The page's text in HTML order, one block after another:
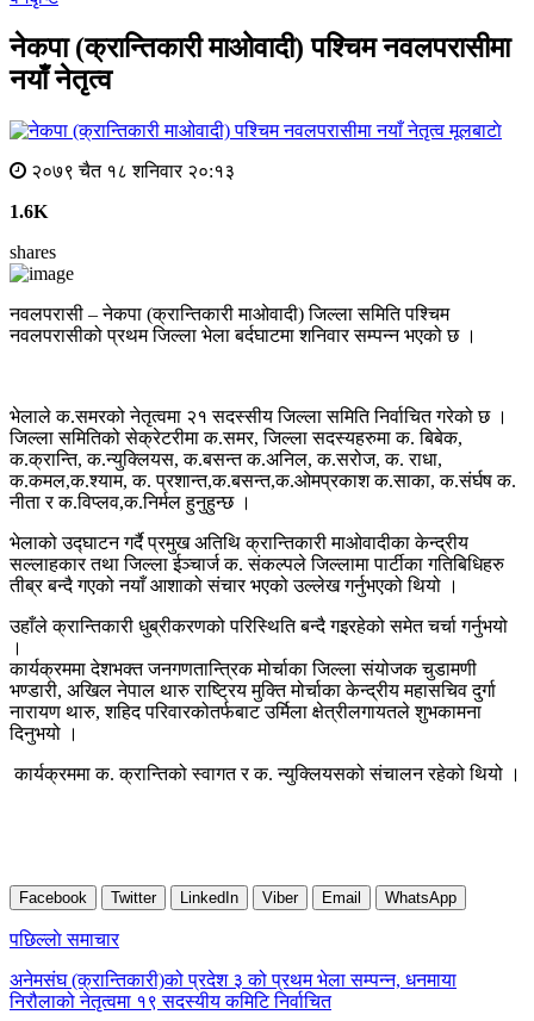
नेकपा (क्रान्तिकारी माओवादी) पश्चिम नवलपरासीमा
नयाँ नेतृत्व
मूलबाटाे
२०७९ चैत १८ शनिवार २०:१३
1.6K
shares
नवलपरासी – नेकपा (क्रान्तिकारी माओवादी) जिल्ला समिति पश्चिम
नवलपरासीको प्रथम जिल्ला भेला बर्दघाटमा शनिवार सम्पन्न भएको छ ।
भेलाले क.समरको नेतृत्वमा २१ सदस्सीय जिल्ला समिति निर्वाचित गरेको छ ।
जिल्ला समितिको सेक्रेटरीमा क.समर, जिल्ला सदस्यहरुमा क. बिबेक,
क.क्रान्ति, क.न्युक्लियस, क.बसन्त क.अनिल, क.सरोज, क. राधा,
क.कमल,क.श्याम, क. प्रशान्त,क.बसन्त,क.ओमप्रकाश क.साका, क.संर्घष क.
नीता र क.विप्लव,क.निर्मल हुनुहुन्छ ।
भेलाको उद्घाटन गर्दै प्रमुख अतिथि क्रान्तिकारी माओवादीका केन्द्रीय
सल्लाहकार तथा जिल्ला ईञ्चार्ज क. संकल्पले जिल्लामा पार्टीका गतिबिधिहरु
तीब्र बन्दै गएको नयाँ आशाको संचार भएको उल्लेख गर्नुभएको थियो ।
उहाँले क्रान्तिकारी धुब्रीकरणको परिस्थिति बन्दै गइरहेको समेत चर्चा गर्नुभयो
।
कार्यक्रममा देशभक्त जनगणतान्त्रिक मोर्चाका जिल्ला संयोजक चुडामणी
भण्डारी, अखिल नेपाल थारु राष्ट्रिय मुक्ति मोर्चाका केन्द्रीय महासचिव दुर्गा
नारायण थारु, शहिद परिवारकोतर्फबाट उर्मिला क्षेत्रीलगायतले शुभकामना
दिनुभयो ।
कार्यक्रममा क. क्रान्तिको स्वागत र क. न्युक्लियसको संचालन रहेको थियो ।
Facebook Twitter LinkedIn Viber Email WhatsApp
Post
navigation
पछिल्लाे समाचार
अनेमसंघ (क्रान्तिकारी)को प्रदेश ३ को प्रथम भेला सम्पन्न, धनमाया
निरौलाको नेतृत्वमा १९ सदस्यीय कमिटि निर्वाचित